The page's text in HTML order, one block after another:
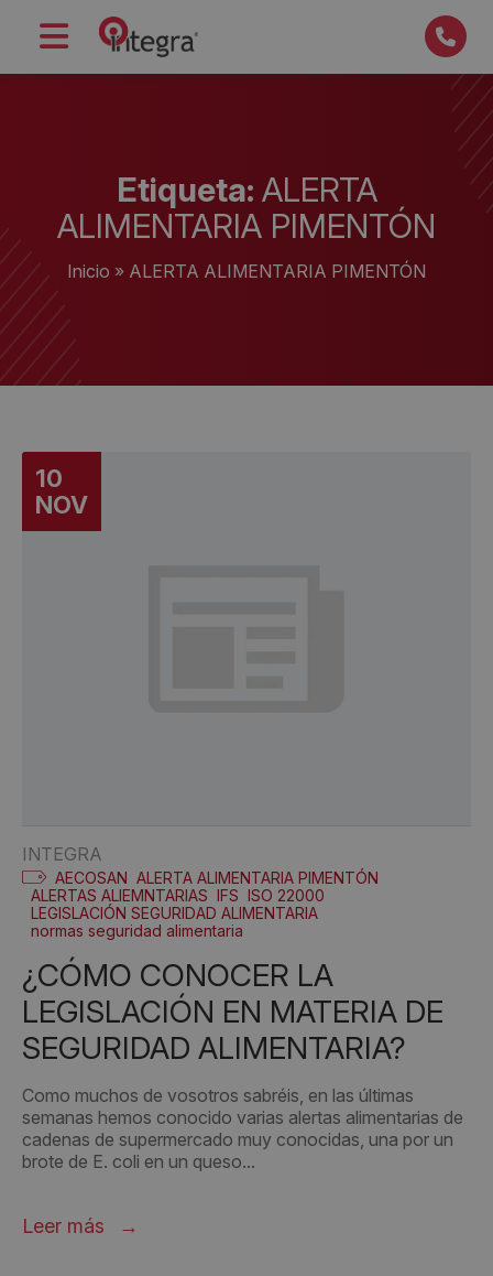
Etiqueta: ALERTA
ALIMENTARIA PIMENTÓN
Inicio » ALERTA ALIMENTARIA PIMENTÓN
10
NOV
INTEGRA
AECOSAN ALERTA ALIMENTARIA PIMENTÓN
ALERTAS ALIEMNTARIAS IFS ISO 22000
LEGISLACIÓN SEGURIDAD ALIMENTARIA
normas seguridad alimentaria
¿CÓMO CONOCER LA
LEGISLACIÓN EN MATERIA DE
SEGURIDAD ALIMENTARIA?
Como muchos de vosotros sabréis, en las últimas
semanas hemos conocido varias alertas alimentarias de
cadenas de supermercado muy conocidas, una por un
brote de E. coli en un queso...
Leer más